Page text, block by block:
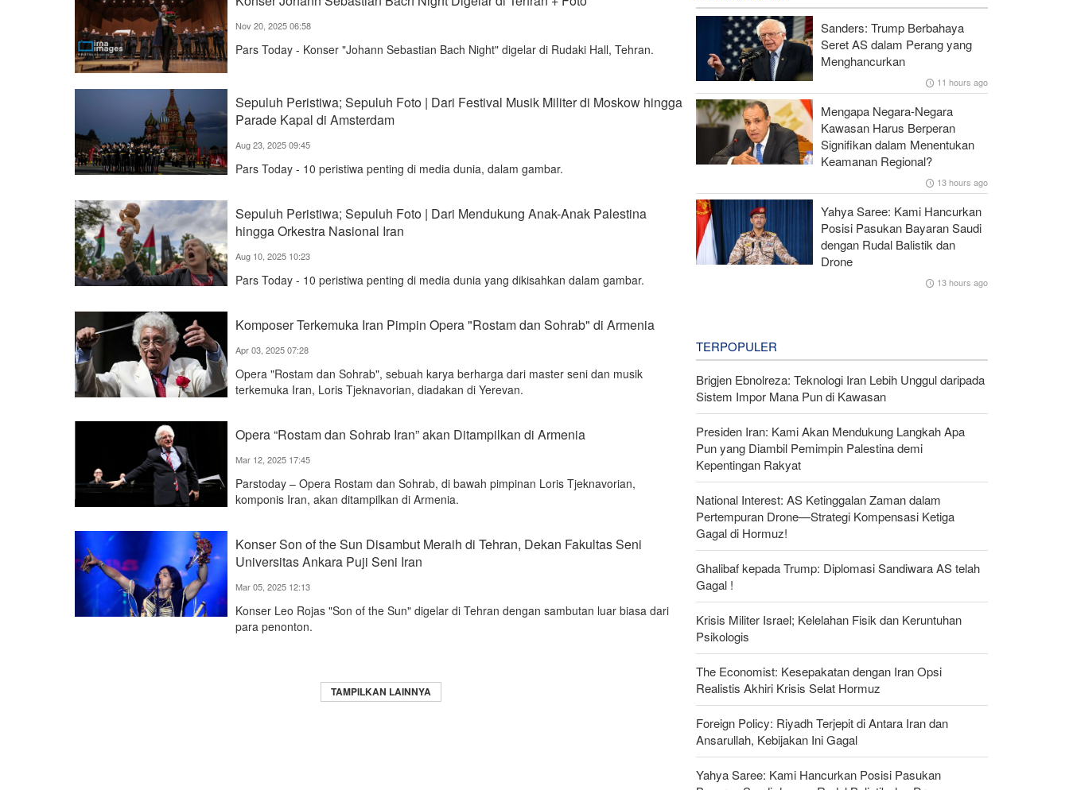
Nov 20, 2025 06:58
Pars Today - Konser "Johann Sebastian Bach Night" digelar di Rudaki Hall, Tehran.
Sepuluh Peristiwa; Sepuluh Foto | Dari Festival Musik Militer di Moskow hingga
Parade Kapal di Amsterdam
Aug 23, 2025 09:45
Pars Today - 10 peristiwa penting di media dunia, dalam gambar.
Sepuluh Peristiwa; Sepuluh Foto | Dari Mendukung Anak-Anak Palestina
hingga Orkestra Nasional Iran
Aug 10, 2025 10:23
Pars Today - 10 peristiwa penting di media dunia yang dikisahkan dalam gambar.
Komposer Terkemuka Iran Pimpin Opera "Rostam dan Sohrab" di Armenia
Apr 03, 2025 07:28
Opera "Rostam dan Sohrab", sebuah karya berharga dari master seni dan musik
terkemuka Iran, Loris Tjeknavorian, diadakan di Yerevan.
Opera “Rostam dan Sohrab Iran” akan Ditampilkan di Armenia
Mar 12, 2025 17:45
Parstoday – Opera Rostam dan Sohrab, di bawah pimpinan Loris Tjeknavorian,
komponis Iran, akan ditampilkan di Armenia.
Konser Son of the Sun Disambut Meraih di Tehran, Dekan Fakultas Seni
Universitas Ankara Puji Seni Iran
Mar 05, 2025 12:13
Konser Leo Rojas "Son of the Sun" digelar di Tehran dengan sambutan luar biasa dari
para penonton.
TAMPILKAN LAINNYA
Sanders: Trump Berbahaya
Seret AS dalam Perang yang
Menghancurkan
11 hours ago
Mengapa Negara-Negara
Kawasan Harus Berperan
Signifikan dalam Menentukan
Keamanan Regional?
13 hours ago
Yahya Saree: Kami Hancurkan
Posisi Pasukan Bayaran Saudi
dengan Rudal Balistik dan
Drone
13 hours ago
TERPOPULER
Brigjen Ebnolreza: Teknologi Iran Lebih Unggul daripada
Sistem Impor Mana Pun di Kawasan
Presiden Iran: Kami Akan Mendukung Langkah Apa
Pun yang Diambil Pemimpin Palestina demi
Kepentingan Rakyat
National Interest: AS Ketinggalan Zaman dalam
Pertempuran Drone—Strategi Kompensasi Ketiga
Gagal di Hormuz!
Ghalibaf kepada Trump: Diplomasi Sandiwara AS telah
Gagal !
Krisis Militer Israel; Kelelahan Fisik dan Keruntuhan
Psikologis
The Economist: Kesepakatan dengan Iran Opsi
Realistis Akhiri Krisis Selat Hormuz
Foreign Policy: Riyadh Terjepit di Antara Iran dan
Ansarullah, Kebijakan Ini Gagal
Yahya Saree: Kami Hancurkan Posisi Pasukan